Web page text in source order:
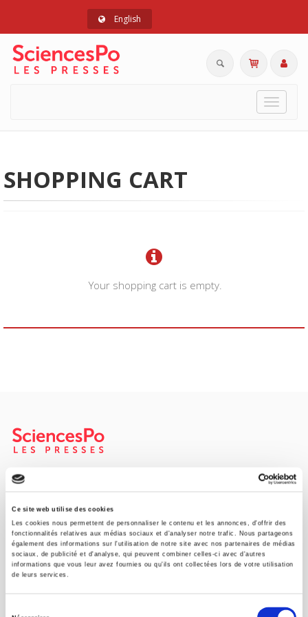
Ce site web utilise des cookies
Les cookies nous permettent de personnaliser le contenu et les annonces, d'offrir des
fonctionnalités relatives aux médias sociaux et d'analyser notre trafic. Nous partageons
également des informations sur l'utilisation de notre site avec nos partenaires de médias
sociaux, de publicité et d'analyse, qui peuvent combiner celles-ci avec d'autres
informations que vous leur avez fournies ou qu'ils ont collectées lors de votre utilisation
de leurs services.
English
Toggle
SHOPPING CART
Your shopping cart is empty.
SCIENCES PO UNIVERSITY PRESS has a threefold role: to publish
original research, to edit reference works for student use, and to
help public and political debate.
CONTACTS
FOREIGN RIGHTS
FOR BOOKSHOPS